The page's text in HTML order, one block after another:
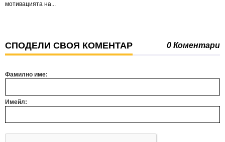
мотивацията на...
СПОДЕЛИ СВОЯ КОМЕНТАР 0 Коментари
Фамилно име:
Имейл: